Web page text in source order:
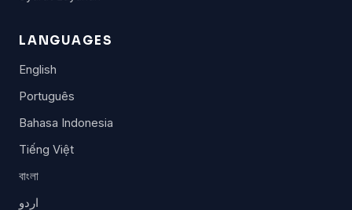
LANGUAGES
English
Português
Bahasa Indonesia
Tiếng Việt
বাংলা
اردو